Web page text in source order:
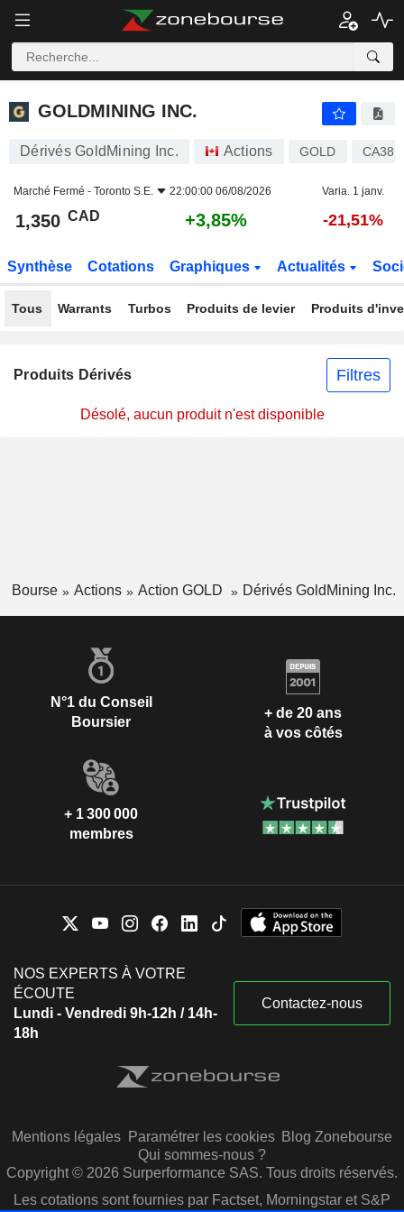
GOLDMINING INC.
GOLDMINING INC.
Dérivés GoldMining Inc. Actions GOLD
Marché Fermé - Toronto S.E. 22:00:00 06/08/2026 Varia. 1 janv.
1,350 CAD +3,85% -21,51%
Synthèse Cotations Graphiques Actualités
Tous Warrants Turbos Produits de levier Produits
Produits Dérivés Filtres
Désolé, aucun produit n'est disponible
Bourse Actions Action GOLD Dérivés GoldMining Inc.
N°1 du Conseil
Boursier
+ de 20 ans
à vos côtés
+ 1 300 000
membres
NOS EXPERTS À VOTRE
ÉCOUTE
Lundi - Vendredi 9h-12h / 14h-
18h
Contactez-nous
Mentions légales Paramétrer les cookies Blog Zonebourse
Qui sommes-nous ?
Copyright © 2026 Surperformance SAS. Tous droits réservés.
Les cotations sont fournies par Factset, Morningstar et S&P